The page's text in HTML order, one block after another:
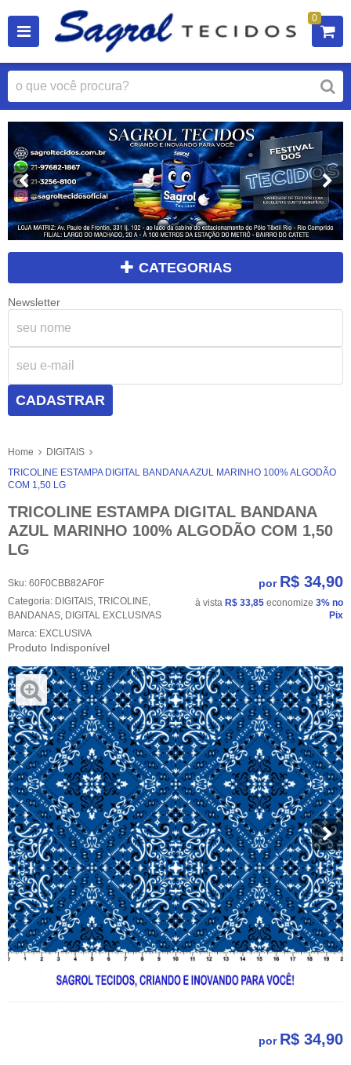
0
CATEGORIAS
Newsletter
CADASTRAR
Home
DIGITAIS
TRICOLINE ESTAMPA DIGITAL BANDANA AZUL MARINHO 100% ALGODÃO
COM 1,50 LG
TRICOLINE ESTAMPA DIGITAL BANDANA
AZUL MARINHO 100% ALGODÃO COM 1,50
LG
Sku: 60F0CBB82AF0F
Categoria: DIGITAIS, TRICOLINE,
BANDANAS, DIGITAL EXCLUSIVAS
Marca: EXCLUSIVA
Produto Indisponível
por R$ 34,90
à vista R$ 33,85 economize 3% no
Pix
por R$ 34,90